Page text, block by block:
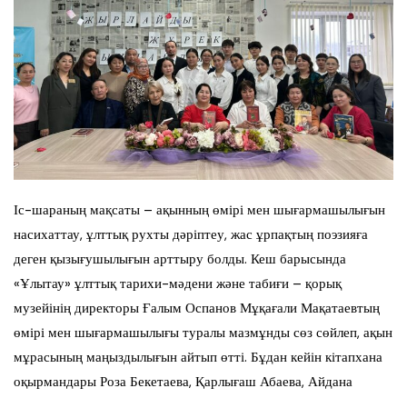
Іс-шараның мақсаты – ақынның өмірі мен шығармашылығын
насихаттау, ұлттық рухты дәріптеу, жас ұрпақтың поэзияға
деген қызығушылығын арттыру болды. Кеш барысында
«Ұлытау» ұлттық тарихи-мәдени және табиғи – қорық
музейінің директоры Ғалым Оспанов Мұқағали Мақатаевтың
өмірі мен шығармашылығы туралы мазмұнды сөз сөйлеп, ақын
мұрасының маңыздылығын айтып өтті. Бұдан кейін кітапхана
оқырмандары Роза Бекетаева, Қарлығаш Абаева, Айдана